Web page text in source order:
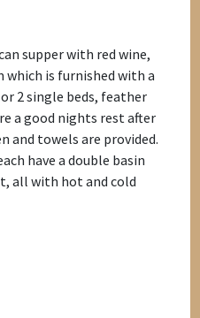
supper with red wine,
which is furnished with a
2 single beds, feather
a good nights rest after
and towels are provided.
have a double basin
all with hot and cold